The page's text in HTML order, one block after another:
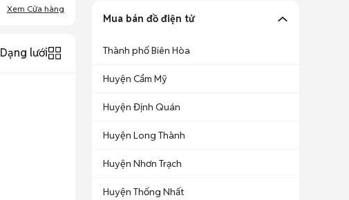
Xem Cửa hàng
Dạng lưới
Mua bán đồ điện tử
Thành phố Biên Hòa
Huyện Cẩm Mỹ
Huyện Định Quán
Huyện Long Thành
Huyện Nhơn Trạch
Huyện Thống Nhất